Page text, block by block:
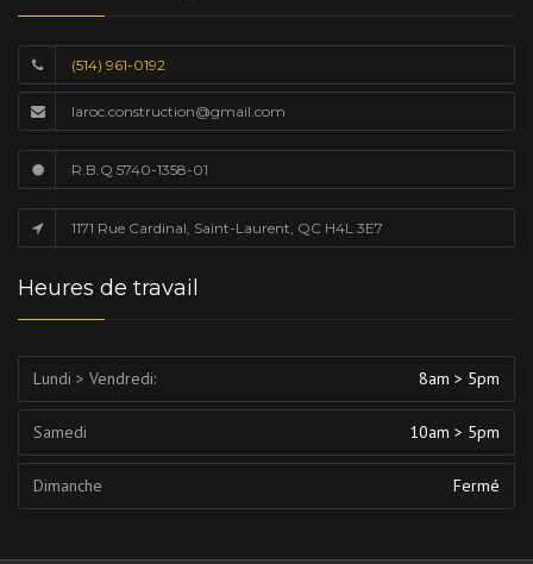
(514) 961-0192
laroc.construction@gmail.com
R.B.Q 5740-1358-01
1171 Rue Cardinal, Saint-Laurent, QC H4L 3E7
Heures de travail
Lundi > Vendredi: 8am > 5pm
Samedi 10am > 5pm
Dimanche Fermé